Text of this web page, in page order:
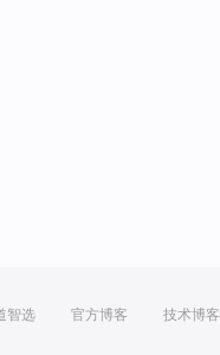
智选 官方博客 技术博客